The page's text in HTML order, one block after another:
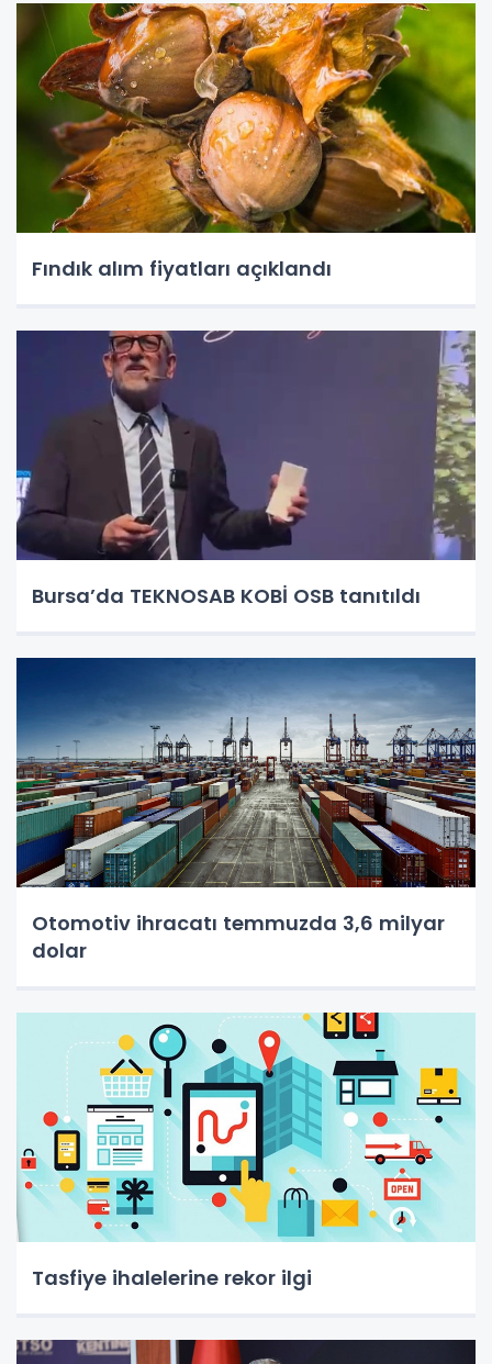
Fındık alım fiyatları açıklandı
Bursa’da TEKNOSAB KOBİ OSB tanıtıldı
Otomotiv ihracatı temmuzda 3,6 milyar
dolar
Tasfiye ihalelerine rekor ilgi